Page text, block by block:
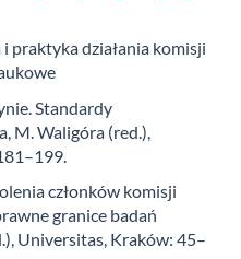
praktyka działania komisji
Standardy
M. Waligóra (red.),
członków komisji
granice badań
Universitas, Kraków: 45–